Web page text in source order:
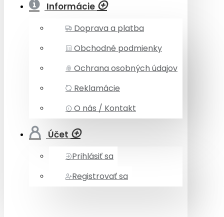
Informácie
Doprava a platba
Obchodné podmienky
Ochrana osobných údajov
Reklamácie
O nás / Kontakt
Účet
Prihlásiť sa
Registrovať sa